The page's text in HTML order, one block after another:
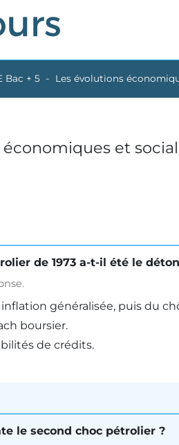
Bac + 5 Les évolutions
et
de 1973 a-t-il été le
généralisée, puis du
boursier.
de crédits.
le second choc pétrolier ?